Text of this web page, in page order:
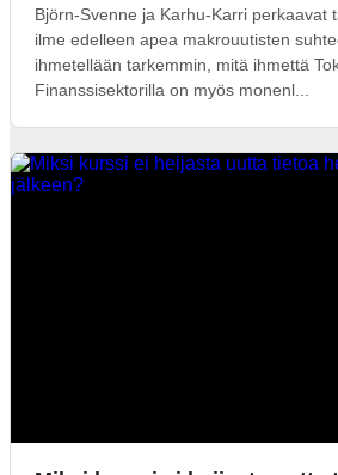
Björn-Svenne ja Karhu-Karri perkaavat
ilme edelleen apea makrouutisten
ihmetellään tarkemmin, mitä ihmettä
Finanssisektorilla on myös monenl...